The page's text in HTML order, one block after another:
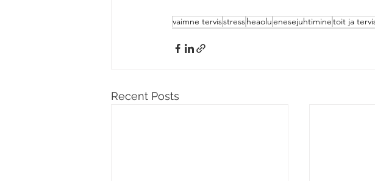
vaimne tervisstressheaoluenesejuhtiminetoit ja
Recent Posts